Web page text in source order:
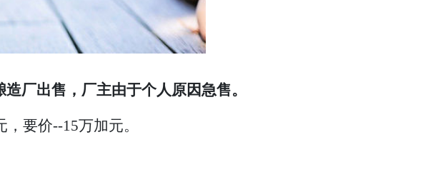
厂出售，厂主由于个人原因急售。
要价--15万加元。